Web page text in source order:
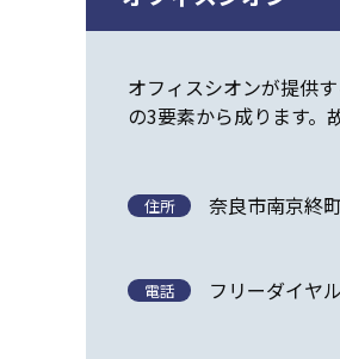
オフィスシオンが提供
の3要素から成ります。
住所 奈良市南京終
電話 フリーダイヤ